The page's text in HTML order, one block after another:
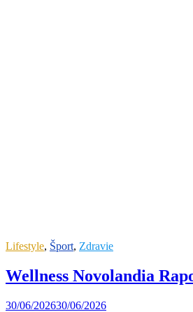
Lifestyle, Šport, Zdravie
Wellness Novolandia
30/06/202630/06/2026